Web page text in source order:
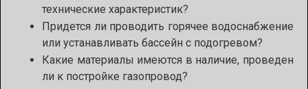
технические характеристик?
Придется ли проводить горячее водоснабжение
или устанавливать бассейн с подогревом?
Какие материалы имеются в наличие, проведен
ли к постройке газопровод?